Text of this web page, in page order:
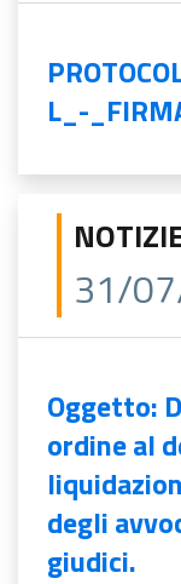
L_-
31/
Oggetto:
ordine al
degli
giudici.